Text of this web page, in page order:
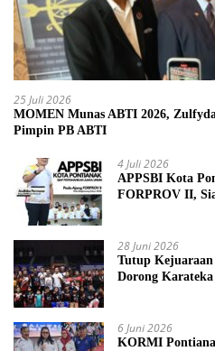
25 Juli 2026
MOMEN Munas ABTI 2026,
Pimpin PB ABTI
4 Juli 2026
APPSBI Kota
FORPROV II,
28 Juni 2026
Tutup
Dorong
6 Juni 2026
KORMI